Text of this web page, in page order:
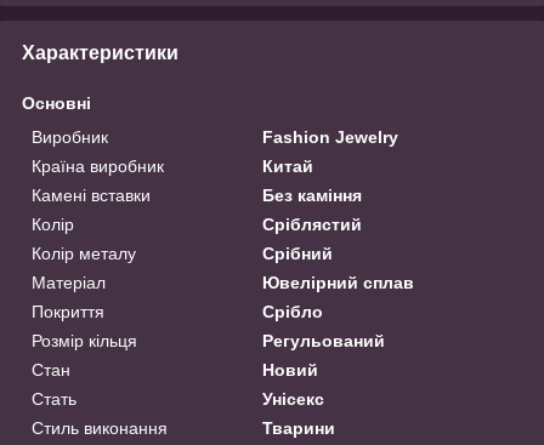
Характеристики
Основні
Виробник
Fashion Jewelry
Країна виробник
Китай
Камені вставки
Без каміння
Колір
Сріблястий
Колір металу
Срібний
Матеріал
Ювелірний сплав
Покриття
Срібло
Розмір кільця
Регульований
Стан
Новий
Стать
Унісекс
Стиль виконання
Тварини